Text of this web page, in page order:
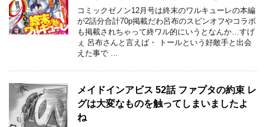
コミックゼノン12月号は終末のワルキューレの本編
が2話分合計70p掲載だわ呂布のスピンオフやコラボ
も掲載されちゃって終ワル的にいうとなんか…すげ
ぇ 呂布さんと言えば・ トールという好敵手と出会
えた事で …
メイドインアビス 52話 ファプタの約束 レ
グは大変なものを触ってしまいましたよ
ね